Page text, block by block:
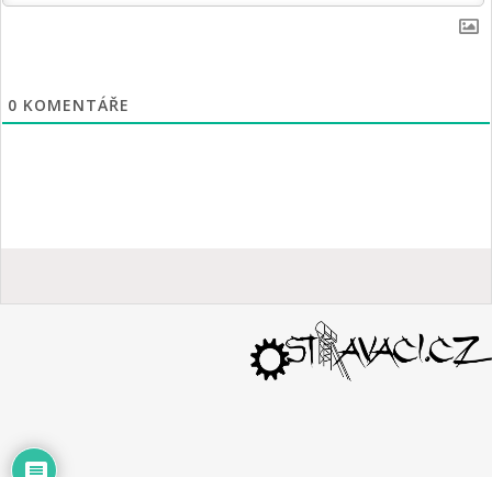
0 KOMENTÁŘE